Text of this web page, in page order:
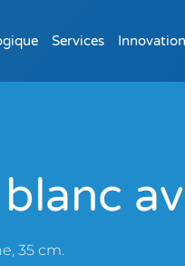
Services
35 cm.